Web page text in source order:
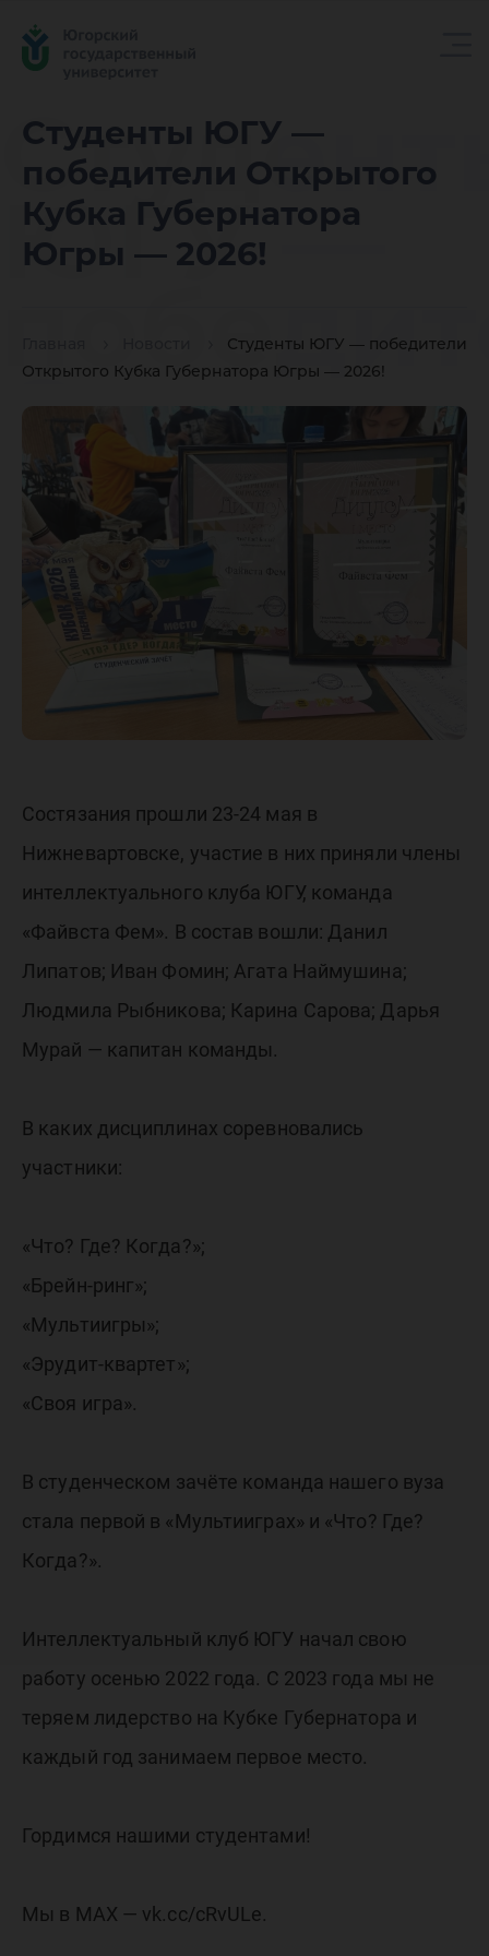
Студенты ЮГУ —
победители Открытого
Кубка Губернатора
Югры — 2026!
Студенты ЮГУ — победители
Открытого Кубка Губернатора Югры — 2026!
ЮГУ —
Кубка
Югры —
2026!
Состязания прошли 23-24 мая в
Нижневартовске, участие в них приняли члены
интеллектуального клуба ЮГУ, команда
«Файвста Фем». В состав вошли: Данил
Липатов; Иван Фомин; Агата Наймушина;
Людмила Рыбникова; Карина Сарова; Дарья
Мурай — капитан команды.
В каких дисциплинах соревновались
участники:
«Что? Где? Когда?»;
«Брейн-ринг»;
«Мультиигры»;
«Эрудит-квартет»;
«Своя игра».
В студенческом зачёте команда нашего вуза
стала первой в «Мультииграх» и «Что? Где?
Когда?».
Интеллектуальный клуб ЮГУ начал свою
работу осенью 2022 года. С 2023 года мы не
теряем лидерство на Кубке Губернатора и
каждый год занимаем первое место.
Гордимся нашими студентами!
Мы в МАХ — vk.cc/cRvULe.